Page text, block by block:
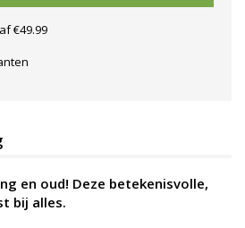
€49.99
en oud! Deze betekenisvolle,
bij alles.